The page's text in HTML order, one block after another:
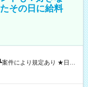
その日に給料
に現金GET♪ お仕事後はコ
試用期間】試